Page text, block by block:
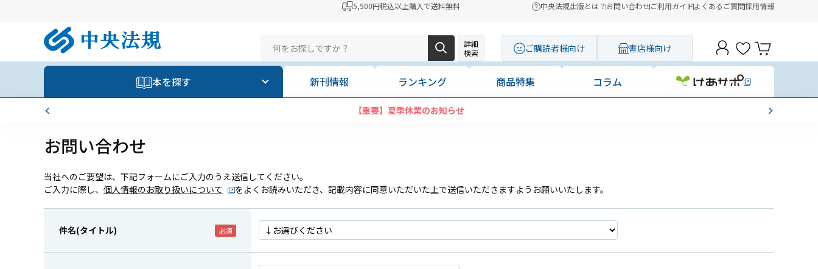
5,500円税込以上購入で送料無料 中央法規出版とは？お問い合わせご利用ガイドよくあるご質問採用情報
詳細
検索
ご購読者様向け 書店様向け
本を探す 新刊情報 ランキング 商品特集 コラム
【重要】夏季休業のお知らせ
お問い合わせ
当社へのご要望は、下記フォームにご入力のうえ送信してください。
ご入力に際し、 個人情報のお取り扱いについて をよくお読みいただき、記載内容に同意いただいた上で送信いただきますようお願いいたします。
件名(タイトル)